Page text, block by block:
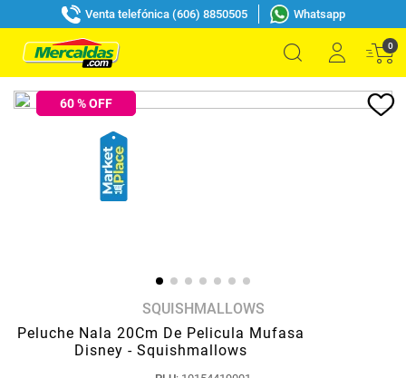
Venta telefónica (606) 8850505 Whatsapp
0
60% OFF
SQUISHMALLOWS
Peluche Nala 20Cm De Pelicula Mufasa
Disney - Squishmallows